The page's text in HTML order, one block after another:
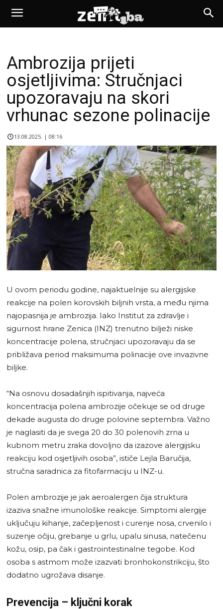
Ambrozija prijeti
osjetljivima: Stručnjaci
upozoravaju na skori
vrhunac sezone polinacije
13.08.2025. | 08:16
U ovom periodu godine, najaktuelnije su alergijske
reakcije na polen korovskih biljnih vrsta, a među njima
najopasnija je ambrozija. Iako Institut za zdravlje i
sigurnost hrane Zenica (INZ) trenutno bilježi niske
koncentracije polena, stručnjaci upozoravaju da se
približava period maksimuma polinacije ove invazivne
biljke.
“Na osnovu dosadašnjih ispitivanja, najveća
koncentracija polena ambrozije očekuje se od druge
dekade augusta do druge polovine septembra. Važno
je naglasiti da je svega 20 do 30 polenovih zrna u
kubnom metru zraka dovoljno da izazove alergijsku
reakciju kod osjetljivih osoba”, ističe Lejla Baručija,
stručna saradnica za fitofarmaciju u INZ-u.
Polen ambrozije je jak aeroalergen čija struktura
izaziva snažne imunološke reakcije. Simptomi alergije
uključuju kihanje, začepljenost i curenje nosa, crvenilo i
suzenje očiju, grebanje u grlu, upalu sinusa, natečenu
kožu, osip, pa čak i gastrointestinalne tegobe. Kod
osoba s astmom može izazvati bronhokonstrikciju, što
dodatno ugrožava disanje.
Prevencija – ključni korak